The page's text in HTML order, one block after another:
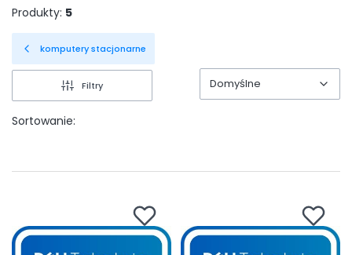
Produkty: 5
komputery stacjonarne
Filtry
Sortowanie:
Domyślne